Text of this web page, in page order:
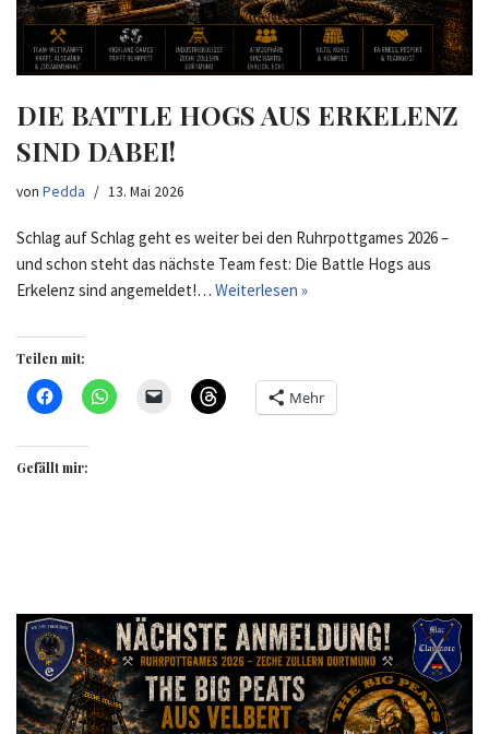
DIE BATTLE HOGS AUS ERKELENZ
SIND DABEI!
von Pedda 13. Mai 2026
Schlag auf Schlag geht es weiter bei den Ruhrpottgames 2026 –
und schon steht das nächste Team fest: Die Battle Hogs aus
Erkelenz sind angemeldet!… Weiterlesen »
Teilen mit:
Mehr
Gefällt mir: